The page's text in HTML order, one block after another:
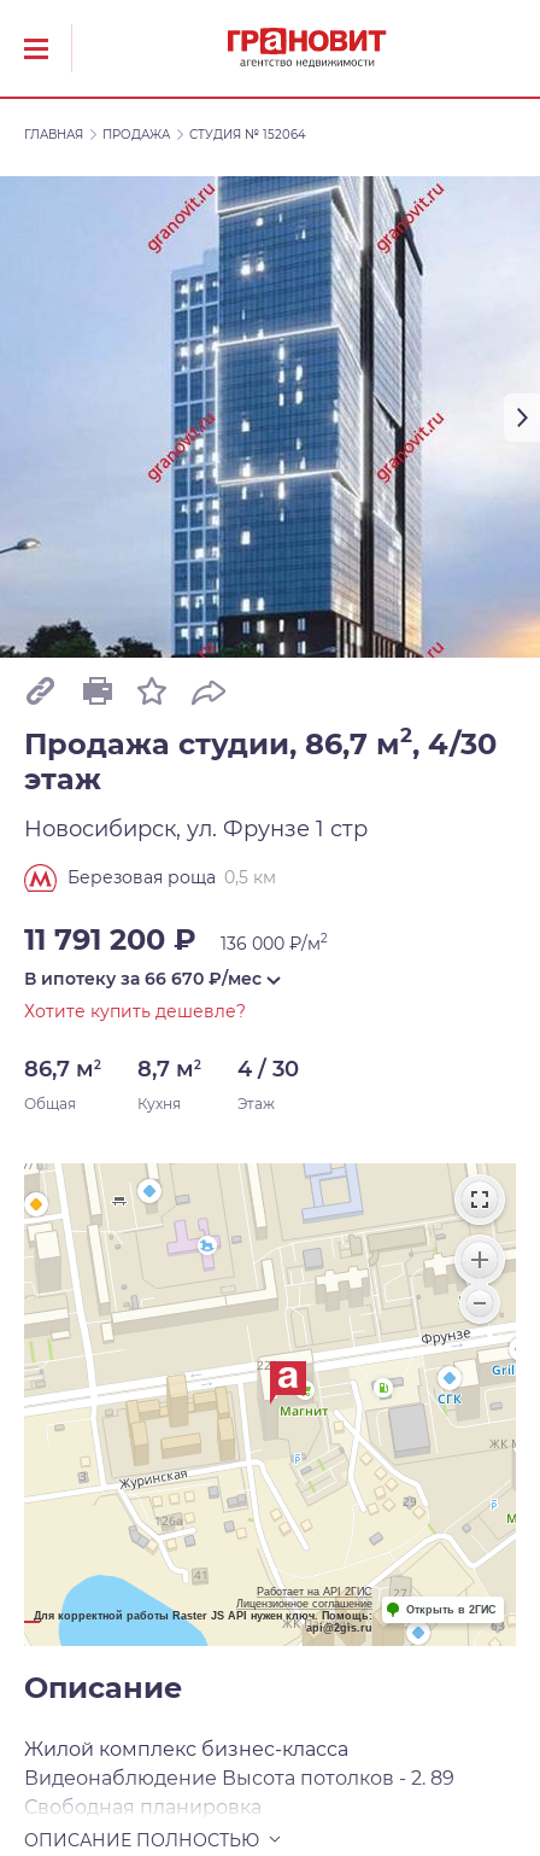
ГЛАВНАЯ ПРОДАЖА СТУДИЯ № 152064
Продажа студии, 86,7 м2, 4/30
этаж
Новосибирск, ул. Фрунзе 1 стр
Березовая роща 0,5 км
11 791 200 ₽ 136 000 ₽/м2
В ипотеку за 66 670 ₽/мес
Хотите купить дешевле?
86,7 м2
Общая
8,7 м2
Кухня
4 / 30
Этаж
Работает на API 2ГИС
Лицензионное соглашение
Для корректной работы Raster JS API нужен ключ. Помощь:
api@2gis.ru
Открыть в 2ГИС
Описание
Жилой комплекс бизнес-класса
Видеонаблюдение Высота потолков - 2. 89
Свободная планировка